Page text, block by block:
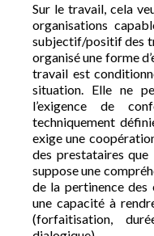
Sur le travail, cela
organisations
subjectif/positif des
organisé une forme
travail est
situation. Elle ne
l’exigence de
techniquement
exige une
des prestataires que
suppose une
de la pertinence des
une capacité à
(forfaitisation,